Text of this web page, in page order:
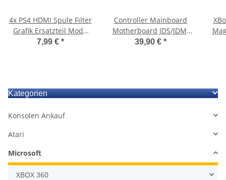
4x PS4 HDMI Spule Filter
Grafik Ersatzteil Mode
PlayStation PS 4 CUH-
7,99 € *
Controller Mainboard
Motherboard JDS/JDM-
011 Halleffekt Halleffect
39,90 € *
Kategorien
Konsolen Ankauf
Atari
Microsoft
XBOX 360